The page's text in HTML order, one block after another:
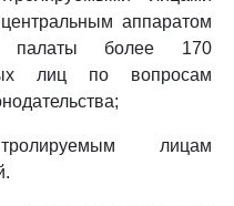
аппаратом
палаты более 170
лиц по вопросам
лицам